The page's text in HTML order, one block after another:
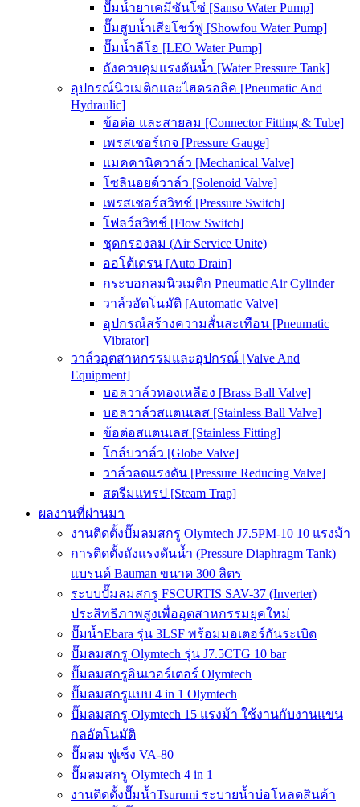
ปั๊มน้ำยาเคมีซันโซ่ [Sanso Water Pump]
ปั๊มสูบน้ำเสียโชว์ฟู [Showfou Water Pump]
ปั๊มน้ำลีโอ [LEO Water Pump]
ถังควบคุมแรงดันน้ำ [Water Pressure Tank]
อุปกรณ์นิวเมติกและไฮดรอลิค [Pneumatic And
Hydraulic]
ข้อต่อ และสายลม [Connector Fitting & Tube]
เพรสเชอร์เกจ [Pressure Gauge]
แมคคานิควาล์ว [Mechanical Valve]
โซลินอยด์วาล์ว [Solenoid Valve]
เพรสเชอร์สวิทช์ [Pressure Switch]
โฟลว์สวิทช์ [Flow Switch]
ชุดกรองลม (Air Service Unite)
ออโต้เดรน [Auto Drain]
กระบอกลมนิวเมติก Pneumatic Air Cylinder
วาล์วอัตโนมัติ [Automatic Valve]
อุปกรณ์สร้างความสั่นสะเทือน [Pneumatic
Vibrator]
วาล์วอุตสาหกรรมและอุปกรณ์ [Valve And
Equipment]
บอลวาล์วทองเหลือง [Brass Ball Valve]
บอลวาล์วสแตนเลส [Stainless Ball Valve]
ข้อต่อสแตนเลส [Stainless Fitting]
โกล์บวาล์ว [Globe Valve]
วาล์วลดแรงดัน [Pressure Reducing Valve]
สตรีมแทรป [Steam Trap]
ผลงานที่ผ่านมา
งานติดตั้งปั๊มลมสกรู Olymtech J7.5PM-10 10 แรงม้า
การติดตั้งถังแรงดันน้ำ (Pressure Diaphragm Tank)
แบรนด์ Bauman ขนาด 300 ลิตร
ระบบปั๊มลมสกรู FSCURTIS SAV-37 (Inverter)
ประสิทธิภาพสูงเพื่ออุตสาหกรรมยุคใหม่
ปั๊มน้ำEbara รุ่น 3LSF พร้อมมอเตอร์กันระเบิด
ปั๊มลมสกรู Olymtech รุ่น J7.5CTG 10 bar
ปั๊มลมสกรูอินเวอร์เตอร์ Olymtech
ปั๊มลมสกรูแบบ 4 in 1 Olymtech
ปั๊มลมสกรู Olymtech 15 แรงม้า ใช้งานกับงานแขน
กลอัตโนมัติ
ปั๊มลม ฟูเช็ง VA-80
ปั๊มลมสกรู Olymtech 4 in 1
งานติดตั้งปั๊มน้ำTsurumi ระบายน้ำบ่อโหลดสินค้า